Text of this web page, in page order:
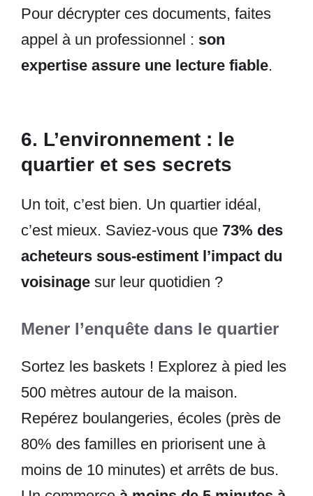
Pour décrypter ces documents, faites
appel à un professionnel : son
expertise assure une lecture fiable.
6. L’environnement : le
quartier et ses secrets
Un toit, c’est bien. Un quartier idéal,
c’est mieux. Saviez-vous que 73% des
acheteurs sous-estiment l’impact du
voisinage sur leur quotidien ?
Mener l’enquête dans le quartier
Sortez les baskets ! Explorez à pied les
500 mètres autour de la maison.
Repérez boulangeries, écoles (près de
80% des familles en priorisent une à
moins de 10 minutes) et arrêts de bus.